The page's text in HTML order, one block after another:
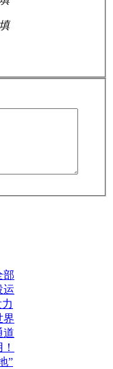
部
运
界
道
”